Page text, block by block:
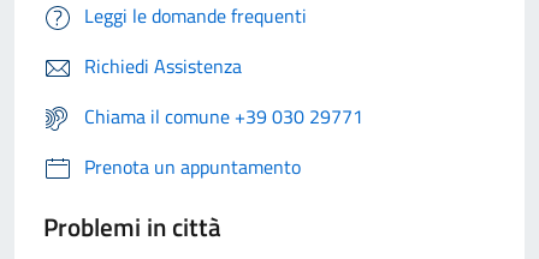
Leggi le domande frequenti
Richiedi Assistenza
Chiama il comune +39 030 29771
Prenota un appuntamento
Problemi in città